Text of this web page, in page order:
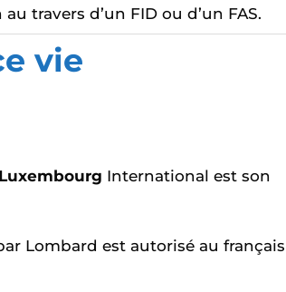
travers d’un FID ou d’un FAS.
vie
International est son
Lombard est autorisé au français